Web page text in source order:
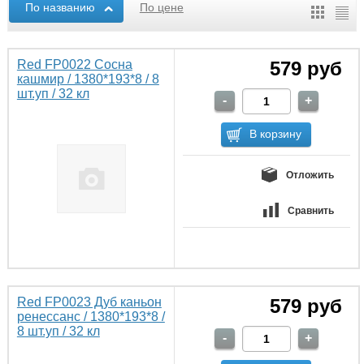
По названию По цене
Red FP0022 Сосна
кашмир / 1380*193*8 / 8
шт.уп / 32 кл
579 руб
Отложить
Сравнить
Red FP0023 Дуб каньон
ренессанс / 1380*193*8 /
8 шт.уп / 32 кл
579 руб